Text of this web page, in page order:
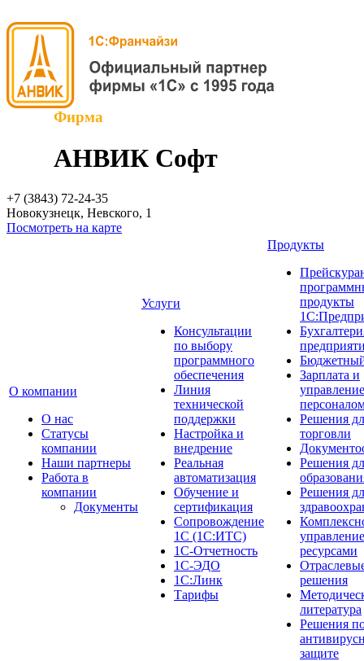
Фирма
АНВИК Софт
+7 (3843) 72-24-35
Новокузнецк, Невского, 1
Посмотреть на карте
О компании
О нас
Cтатусы
компании
Наши партнеры
Работа в
компании
Документы
Услуги
Консультации
по выбору
программного
обеспечения
Линия
технической
поддержки
Настройка и
внедрение
Реальная
автоматизация
Обучение и
сертификация
Сопровождение
1С (1С:ИТС)
1С-Отчетность
1С-ЭДО
1С:Линк
Тарифы
Продукты
продукты
Зарплата и
управление
Решения
торговли
Решения
Решения
управление
ресурсами
решения
литература
Решения
защите